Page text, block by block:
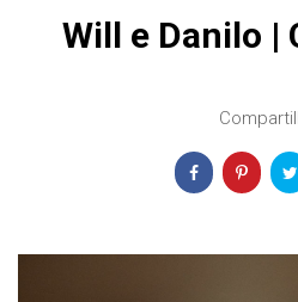
Will e Danilo |